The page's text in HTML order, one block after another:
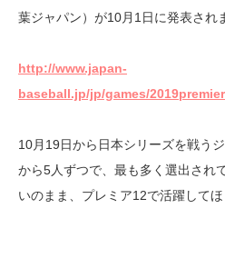
葉ジャパン）が10月1日に発表され
http://www.japan-
baseball.jp/jp/games/
10月19日から日本シリーズを戦う
から5人ずつで、最も多く選出され
いのまま、プレミア12で活躍してほ